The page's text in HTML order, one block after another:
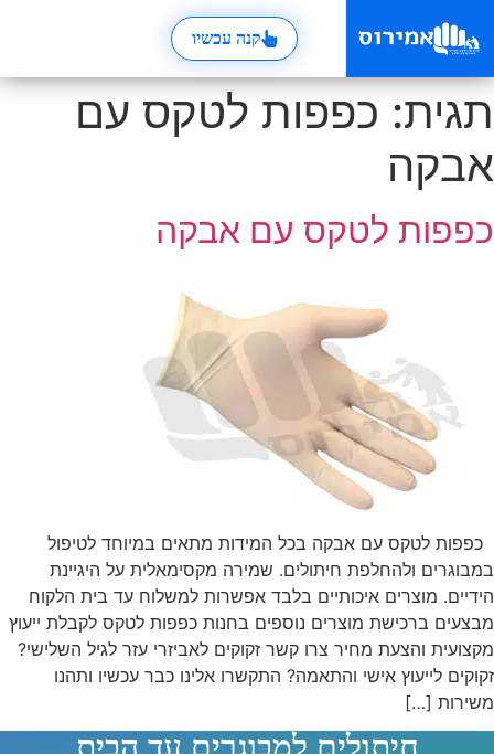
קנה עכשיו
תגית: כפפות לטקס עם
אבקה
כפפות לטקס עם אבקה
כפפות לטקס עם אבקה בכל המידות מתאים במיוחד לטיפול
במבוגרים ולהחלפת חיתולים. שמירה מקסימאלית על היגיינת
הידיים. מוצרים איכותיים בלבד אפשרות למשלוח עד בית הלקוח
מבצעים ברכישת מוצרים נוספים בחנות כפפות לטקס לקבלת ייעוץ
מקצועית והצעת מחיר צרו קשר זקוקים לאביזרי עזר לגיל השלישי?
זקוקים לייעוץ אישי והתאמה? התקשרו אלינו כבר עכשיו ותהנו
משירות […]